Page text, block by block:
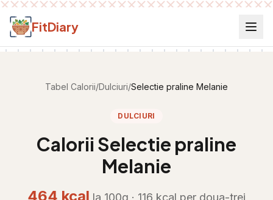
Salt la conținut
FitDiary
Tabel Calorii/Dulciuri/Selectie praline Melanie
DULCIURI
Calorii Selectie praline
Melanie
464 kcal la 100g · 116 kcal per doua-trei